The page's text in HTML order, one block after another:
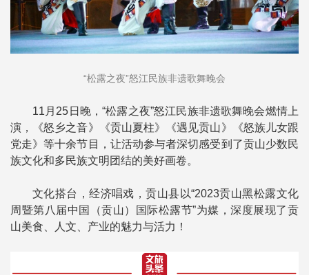
“松露之夜”怒江民族非遗歌舞晚会
11月25日晚，“松露之夜”怒江民族非遗歌舞晚会燃情上
演，《怒乡之音》《贡山夏柱》《遇见贡山》《怒族儿女跟
党走》等十余节目，让活动参与者深切感受到了贡山少数民
族文化和多民族文明团结的美好画卷。
文化搭台，经济唱戏，贡山县以“2023贡山黑松露文化
周暨第八届中国（贡山）国际松露节”为媒，深度展现了贡
山美食、人文、产业的魅力与活力！